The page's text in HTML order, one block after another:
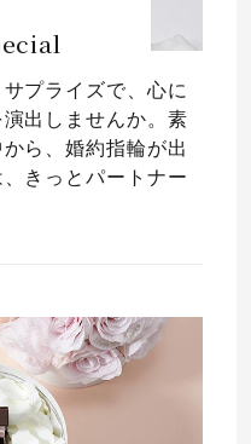
プライズで、心に
出しませんか。素
ら、婚約指輪が出
きっとパートナー